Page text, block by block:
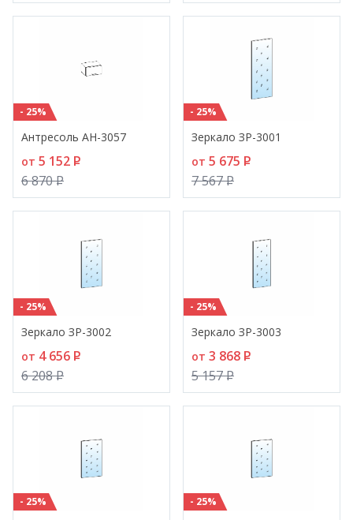
- 25%
Антресоль АН-3057
от 5 152 P
6 870P
- 25%
Зеркало ЗР-3001
от 5 675 P
7 567P
- 25%
Зеркало ЗР-3002
от 4 656 P
6 208P
- 25%
Зеркало ЗР-3003
от 3 868 P
5 157P
- 25% - 25%